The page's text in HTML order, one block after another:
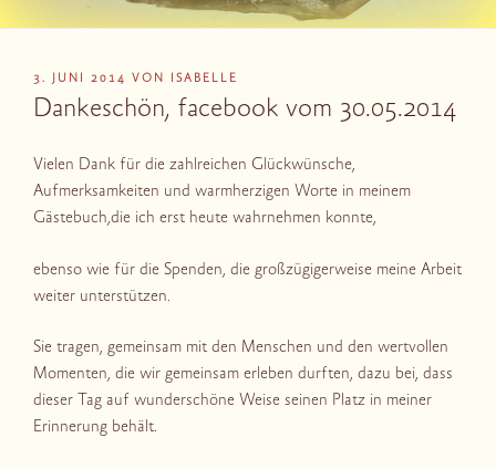
VERÖFFENTLICHT
AM
3. JUNI 2014 VON ISABELLE
Dankeschön, facebook vom 30.05.2014
Vielen Dank für die zahlreichen Glückwünsche,
Aufmerksamkeiten und warmherzigen Worte in meinem
Gästebuch,die ich erst heute wahrnehmen konnte,
ebenso wie für die Spenden, die großzügigerweise meine Arbeit
weiter unterstützen.
Sie tragen, gemeinsam mit den Menschen und den wertvollen
Momenten, die wir gemeinsam erleben durften, dazu bei, dass
dieser Tag auf wunderschöne Weise seinen Platz in meiner
Erinnerung behält.